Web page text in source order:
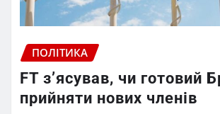
ПОЛІТИКА
FT зʼясував, чи готовий
прийняти нових членів